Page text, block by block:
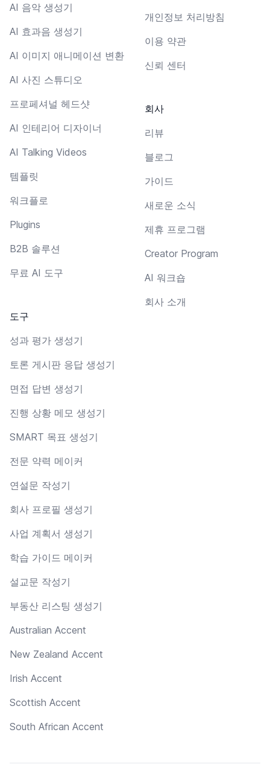
AI 음악 생성기
AI 효과음 생성기
AI 이미지 애니메이션 변환
AI 사진 스튜디오
프로페셔널 헤드샷
AI 인테리어 디자이너
AI Talking Videos
템플릿
워크플로
Plugins
B2B 솔루션
무료 AI 도구
도구
성과 평가 생성기
토론 게시판 응답 생성기
면접 답변 생성기
진행 상황 메모 생성기
SMART 목표 생성기
전문 약력 메이커
연설문 작성기
회사 프로필 생성기
사업 계획서 생성기
학습 가이드 메이커
설교문 작성기
부동산 리스팅 생성기
Australian Accent
New Zealand Accent
Irish Accent
Scottish Accent
South African Accent
개인정보 처리방침
이용 약관
신뢰 센터
회사
리뷰
블로그
가이드
새로운 소식
제휴 프로그램
Creator Program
AI 워크숍
회사 소개